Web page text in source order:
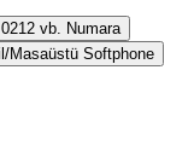
vb. Numara
Masaüstü Softphone